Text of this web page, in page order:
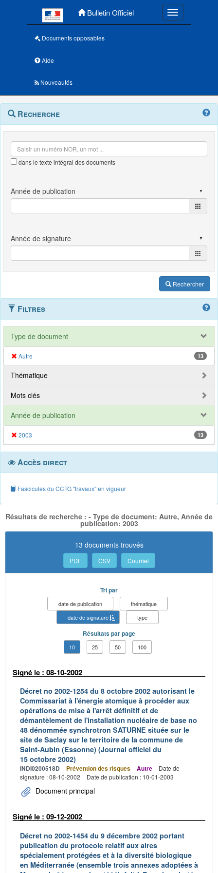
Bulletin Officiel Toggle
Documents opposables
Aide
Nouveautés
Navigation
outils
Menu
contextuel
Recherche
dans le texte intégral des documents
Rechercher
Filtres
Type de document
Autre 13
Thématique
Mots clés
Année de publication
2003 13
Accès direct
Fascicules du CCTG "travaux" en vigueur
Résultats de recherche : - Type de document: Autre, Année de
publication: 2003
13 documents trouvés
PDF CSV Courriel
Tri par
date de publication
thématique
date de signature
type
Résultats par page
10 25 50 100
Signé le : 08-10-2002
Décret no 2002-1254 du 8 octobre 2002 autorisant le
Commissariat à l'énergie atomique à procéder aux
opérations de mise à l'arrêt définitif et de
démantèlement de l'installation nucléaire de base no
48 dénommée synchrotron SATURNE située sur le
site de Saclay sur le territoire de la commune de
Saint-Aubin (Essonne) (Journal officiel du
15 octobre 2002)
INDI0200518D Prévention des risques Autre
Date de
signature : 08-10-2002
Date de publication : 10-01-2003
Document principal
Signé le : 09-12-2002
Décret no 2002-1454 du 9 décembre 2002 portant
publication du protocole relatif aux aires
spécialement protégées et à la diversité biologique
en Méditerranée (ensemble trois annexes adoptées à